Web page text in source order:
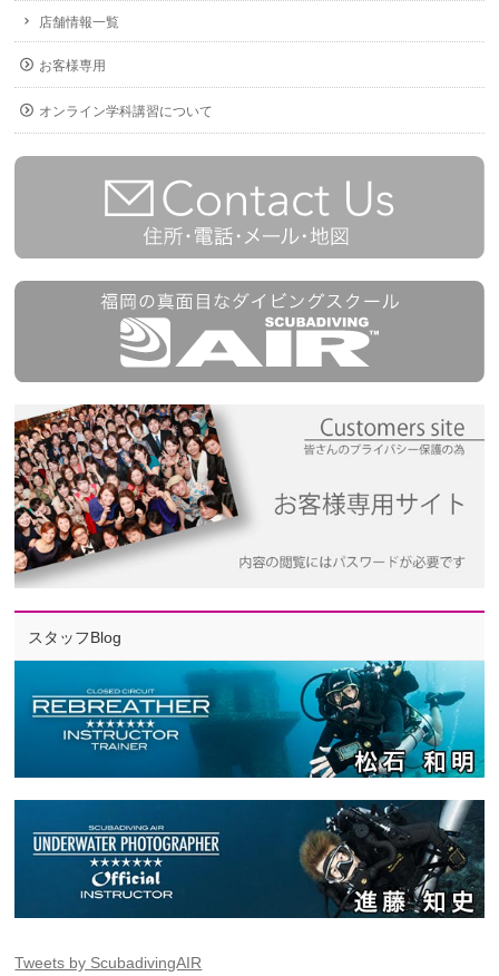
店舗情報一覧
お客様専用
オンライン学科講習について
スタッフBlog
Tweets by ScubadivingAIR